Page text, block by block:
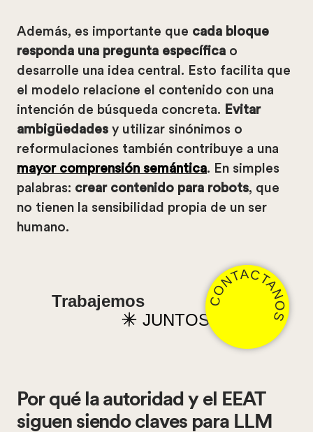
Además, es importante que cada bloque
responda una pregunta específica o
desarrolle una idea central. Esto facilita que
el modelo relacione el contenido con una
intención de búsqueda concreta. Evitar
ambigüedades y utilizar sinónimos o
reformulaciones también contribuye a una
mayor comprensión semántica. En simples
palabras: crear contenido para robots, que
no tienen la sensibilidad propia de un ser
humano.
Trabajemos
JUNTOSCONTACTANOS
Por qué la autoridad y el EEAT
siguen siendo claves para LLM